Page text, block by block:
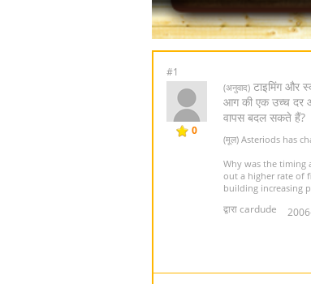
#1
0
(अनुवाद) टाइमिंग और
आग की एक उच्च दर
वापस बदल सकते हैं?
(मूल) Asteriods has
Why was the timing
out a higher rate of
building increasing
द्वारा cardude